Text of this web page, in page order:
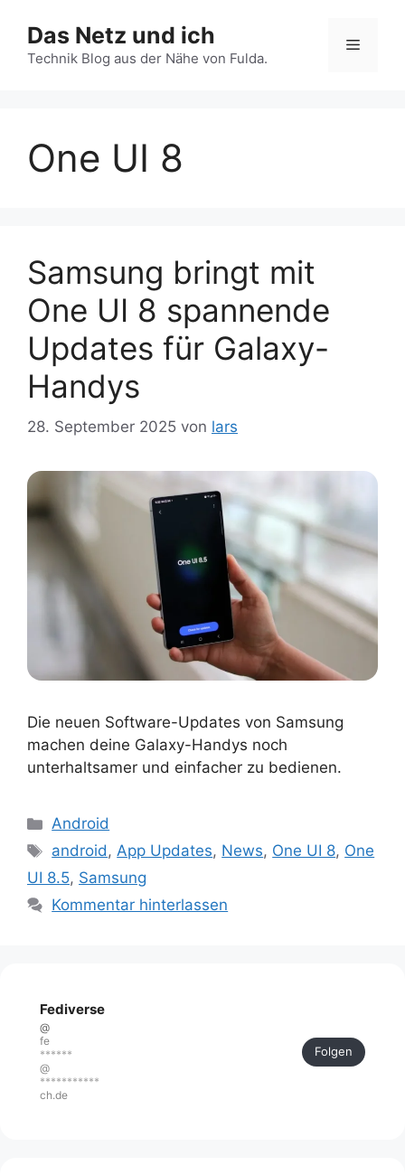
Inhalt
springen
Das Netz und ich
Technik Blog aus der Nähe von Fulda.
Menü
One UI 8
Samsung bringt mit
One UI 8 spannende
Updates für Galaxy-
Handys
28. September 2025 von lars
Die neuen Software-Updates von Samsung
machen deine Galaxy-Handys noch
unterhaltsamer und einfacher zu bedienen.
Kategorien
Android
Schlagwörter
android,App Updates, News, One UI 8, One
UI 8.5, Samsung
Kommentar hinterlassen
Fediverse
@
fe
******
@
***********
ch.de
Folgen